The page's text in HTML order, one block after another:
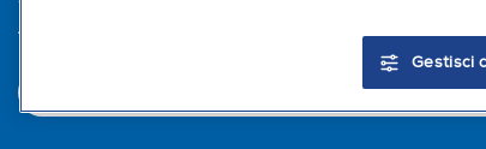
Trova negozio
Gestisci